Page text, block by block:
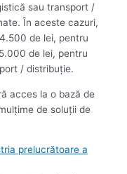
sau transport /
În aceste cazuri,
de lei, pentru
de lei, pentru
/ distribuţie.
acces la o bază de
de soluţii de
prelucrătoare a